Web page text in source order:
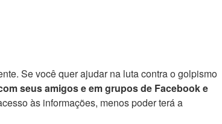
Se você quer ajudar na luta contra o golpismo
seus amigos e em grupos de Facebook e
às informações, menos poder terá a